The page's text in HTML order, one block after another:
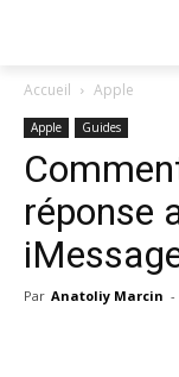
Accueil Apple
Apple Guides
réponse
Par Anatoliy Marcin -